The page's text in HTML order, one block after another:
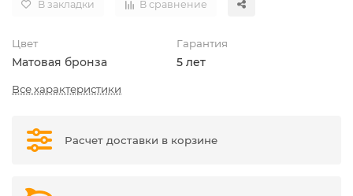
В закладки В сравнение
Цвет
Матовая бронза
Гарантия
5 лет
Все характеристики
Расчет доставки в корзине